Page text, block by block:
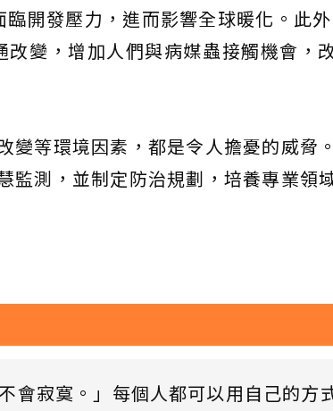
開發壓力，進而影響全球暖化。此
變，增加人們與病媒蟲接觸機會，
變等環境因素，都是令人擔憂的威脅
監測，並制定防治規劃，培養專業領
會寂寞。」每個人都可以用自己的方